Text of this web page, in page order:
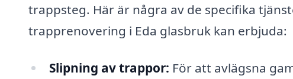
trappsteg. Här är några av de specifika
trapprenovering i Eda glasbruk kan erbjuda:
Slipning av trappor: För att avlägsna